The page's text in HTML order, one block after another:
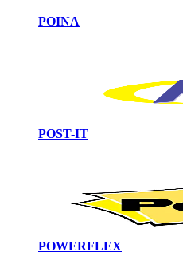
POINA
POST-IT
POWERFLEX